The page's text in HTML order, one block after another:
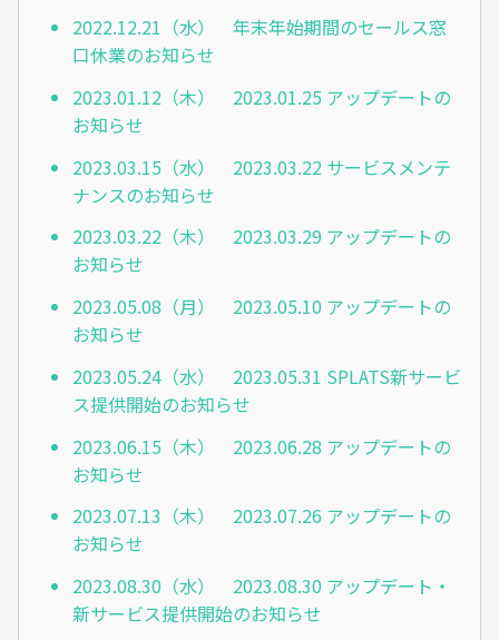
2022.12.21（水） 年末年始期間のセールス窓
口休業のお知らせ
2023.01.12（木） 2023.01.25 アップデートの
お知らせ
2023.03.15（水） 2023.03.22 サービスメンテ
ナンスのお知らせ
2023.03.22（木） 2023.03.29 アップデートの
お知らせ
2023.05.08（月） 2023.05.10 アップデートの
お知らせ
2023.05.24（水） 2023.05.31 SPLATS新サービ
ス提供開始のお知らせ
2023.06.15（木） 2023.06.28 アップデートの
お知らせ
2023.07.13（木） 2023.07.26 アップデートの
お知らせ
2023.08.30（水） 2023.08.30 アップデート・
新サービス提供開始のお知らせ